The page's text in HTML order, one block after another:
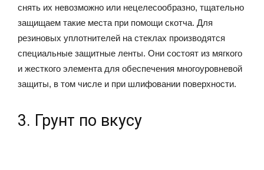
снять их невозможно или нецелесообразно, тщательно
защищаем такие места при помощи скотча. Для
резиновых уплотнителей на стеклах производятся
специальные защитные ленты. Они состоят из мягкого
и жесткого элемента для обеспечения многоуровневой
защиты, в том числе и при шлифовании поверхности.
3. Грунт по вкусу